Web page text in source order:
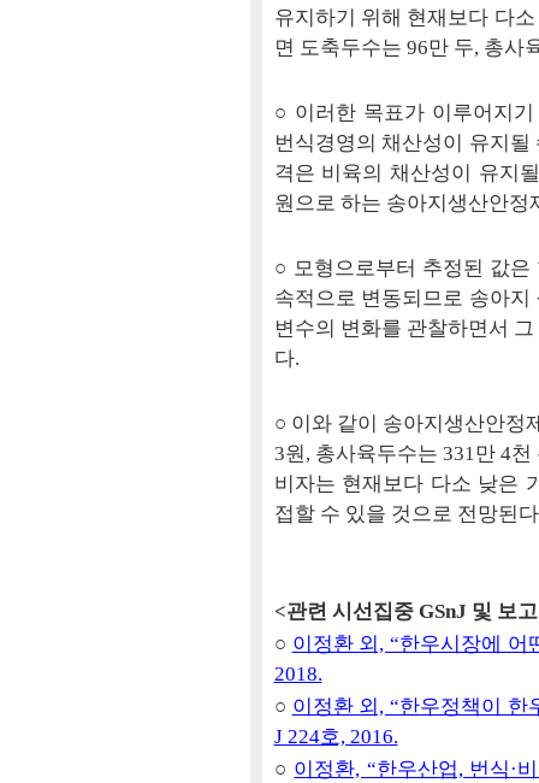
유지하기 위해 현재보다 다
면 도축두수는 96만 두, 총사
○ 이러한 목표가 이루어지
번식경영의 채산성이 유지
격은 비육의 채산성이 유지
원으로 하는 송아지생산안정
○ 모형으로부터 추정된 값
속적으로 변동되므로 송아
변수의 변화를 관찰하면서
다.
○ 이와 같이 송아지생산안정
3원, 총사육두수는 331만 4
비자는 현재보다 다소 낮은
접할 수 있을 것으로 전망된
<관련 시선집중 GSnJ 및 보
○ 이정환 외, “한우시장에 어
2018.
○ 이정환 외, “한우정책이 한
J 224호, 2016.
○ 이정환, “한우산업, 번식·